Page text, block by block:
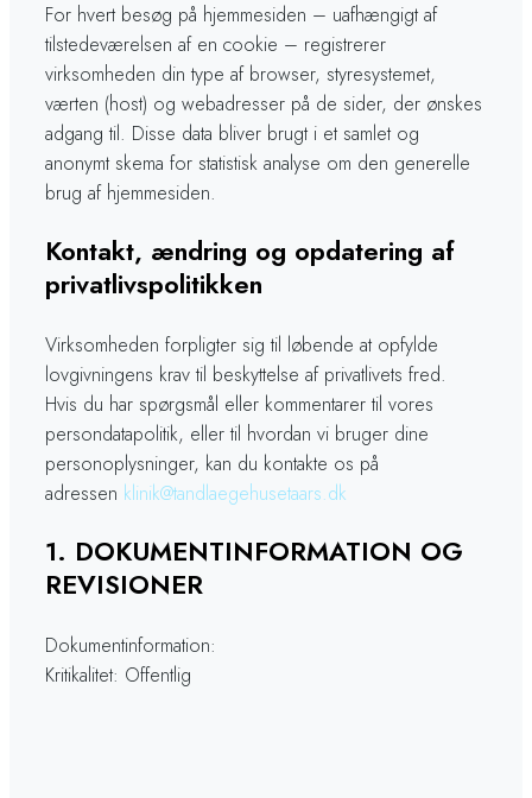
For hvert besøg på hjemmesiden – uafhængigt af
tilstedeværelsen af en cookie – registrerer
virksomheden din type af browser, styresystemet,
værten (host) og webadresser på de sider, der ønskes
adgang til. Disse data bliver brugt i et samlet og
anonymt skema for statistisk analyse om den generelle
brug af hjemmesiden.​​
Kontakt, ændring og opdatering af
privatlivspolitikken
Virksomheden forpligter sig til løbende at opfylde
lovgivningens krav til beskyttelse af privatlivets fred.
Hvis du har spørgsmål eller kommentarer til vores
persondatapolitik, eller til hvordan vi bruger dine
personoplysninger, kan du kontakte os på
adressen klinik@tandlaegehusetaars.dk
​1. DOKUMENTINFORMATION OG
REVISIONER
Dokumentinformation:
Kritikalitet: Offentlig